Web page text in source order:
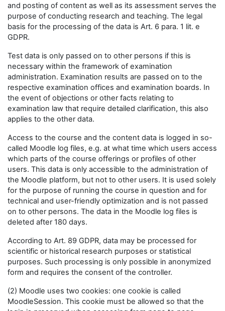
and posting of content as well as its assessment serves the
purpose of conducting research and teaching. The legal
basis for the processing of the data is Art. 6 para. 1 lit. e
GDPR.
Test data is only passed on to other persons if this is
necessary within the framework of examination
administration. Examination results are passed on to the
respective examination offices and examination boards. In
the event of objections or other facts relating to
examination law that require detailed clarification, this also
applies to the other data.
Access to the course and the content data is logged in so-
called Moodle log files, e.g. at what time which users access
which parts of the course offerings or profiles of other
users. This data is only accessible to the administration of
the Moodle platform, but not to other users. It is used solely
for the purpose of running the course in question and for
technical and user-friendly optimization and is not passed
on to other persons. The data in the Moodle log files is
deleted after 180 days.
According to Art. 89 GDPR, data may be processed for
scientific or historical research purposes or statistical
purposes. Such processing is only possible in anonymized
form and requires the consent of the controller.
(2) Moodle uses two cookies: one cookie is called
MoodleSession. This cookie must be allowed so that the